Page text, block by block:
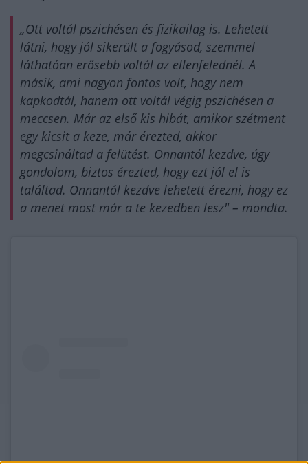
„Ott voltál pszichésen és fizikailag is. Lehetett
látni, hogy jól sikerült a fogyásod, szemmel
láthatóan erősebb voltál az ellenfelednél. A
másik, ami nagyon fontos volt, hogy nem
kapkodtál, hanem ott voltál végig pszichésen a
meccsen. Már az első kis hibát, amikor szétment
egy kicsit a keze, már érezted, akkor
megcsináltad a felütést. Onnantól kezdve, úgy
gondolom, biztos érezted, hogy ezt jól el is
találtad. Onnantól kezdve lehetett érezni, hogy ez
a menet most már a te kezedben lesz" – mondta.